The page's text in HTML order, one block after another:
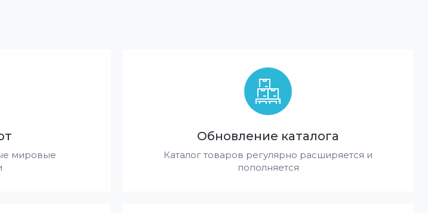
мировые
Обновление каталога
Каталог товаров регулярно расширяется и
пополняется